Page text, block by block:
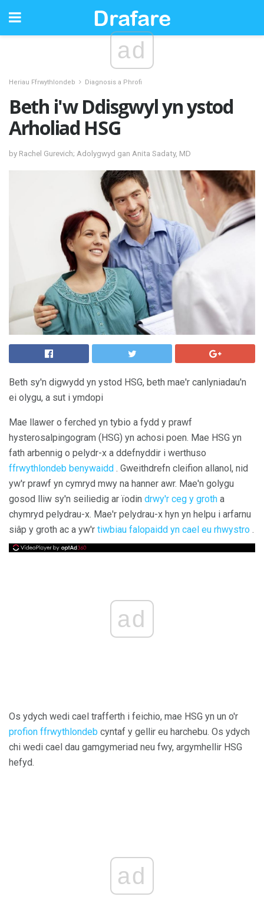
ad
Heriau Ffrwythlondeb Diagnosis a Phrofi
Beth i'w Ddisgwyl yn ystod
Arholiad HSG
by Rachel Gurevich; Adolygwyd gan Anita Sadaty, MD
Beth sy'n digwydd yn ystod HSG, beth mae'r canlyniadau'n
ei olygu, a sut i ymdopi
Mae llawer o ferched yn tybio a fydd y prawf
hysterosalpingogram (HSG) yn achosi poen. Mae HSG yn
fath arbennig o pelydr-x a ddefnyddir i werthuso
ffrwythlondeb benywaidd . Gweithdrefn cleifion allanol, nid
yw'r prawf yn cymryd mwy na hanner awr. Mae'n golygu
gosod lliw sy'n seiliedig ar ïodin drwy'r ceg y groth a
chymryd pelydrau-x. Mae'r pelydrau-x hyn yn helpu i arfarnu
siâp y groth ac a yw'r tiwbiau falopaidd yn cael eu rhwystro .
ad
Os ydych wedi cael trafferth i feichio, mae HSG yn un o'r
profion ffrwythlondeb cyntaf y gellir eu harchebu. Os ydych
chi wedi cael dau gamgymeriad neu fwy, argymhellir HSG
hefyd.
ad